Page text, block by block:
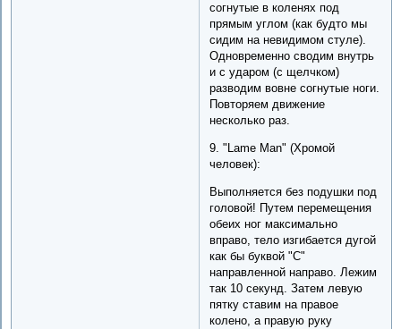
согнутые в коленях под
прямым углом (как будто мы
сидим на невидимом стуле).
Одновременно сводим внутрь
и с ударом (с щелчком)
разводим вовне согнутые ноги.
Повторяем движение
несколько раз.
9. "Lame Man" (Хромой
человек):
Выполняется без подушки под
головой! Путем перемещения
обеих ног максимально
вправо, тело изгибается дугой
как бы буквой "C"
направленной направо. Лежим
так 10 секунд. Затем левую
пятку ставим на правое
колено, а правую руку